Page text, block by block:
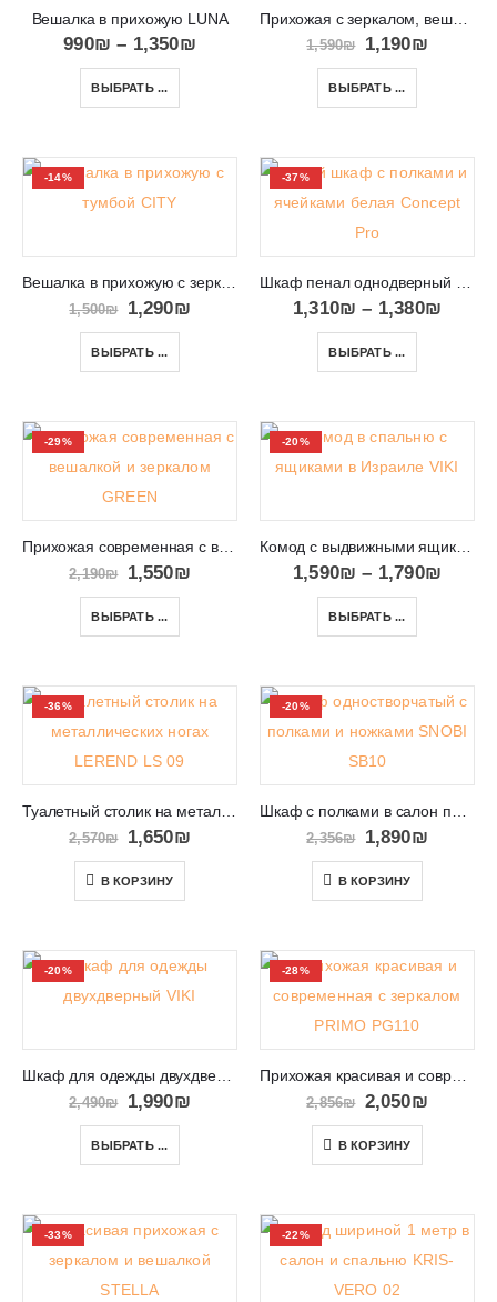
Вешалка в прихожую LUNA
990₪ – 1,350₪
ВЫБРАТЬ ...
Прихожая с зеркалом, вешалкой и обувницей MIKA
1,590₪ 1,190₪
ВЫБРАТЬ ...
-14%
Вешалка в прихожую с зеркалом CITY
1,500₪ 1,290₪
ВЫБРАТЬ ...
-37%
Шкаф пенал однодверный с открытыми полками Concept Pro 08
1,310₪ – 1,380₪
ВЫБРАТЬ ...
-29%
Прихожая современная с вешалкой и зеркалом GREEN
2,190₪ 1,550₪
ВЫБРАТЬ ...
-20%
Комод с выдвижными ящиками в Израиле VIKI 08
1,590₪ – 1,790₪
ВЫБРАТЬ ...
-36%
Туалетный столик на металлических ногах LEREND LS 09
2,570₪ 1,650₪
В КОРЗИНУ
-20%
Шкаф с полками в салон прихожую или спальню SNOBI SB10
2,356₪ 1,890₪
В КОРЗИНУ
-20%
Шкаф для одежды двухдверный VIKI 05
2,490₪ 1,990₪
ВЫБРАТЬ ...
-28%
Прихожая красивая и современная с зеркалом PRIMO PG110
2,856₪ 2,050₪
В КОРЗИНУ
-33% -22%